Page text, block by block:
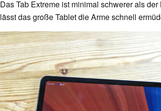
Das Tab Extreme ist minimal schwerer als
lässt das große Tablet die Arme schnell